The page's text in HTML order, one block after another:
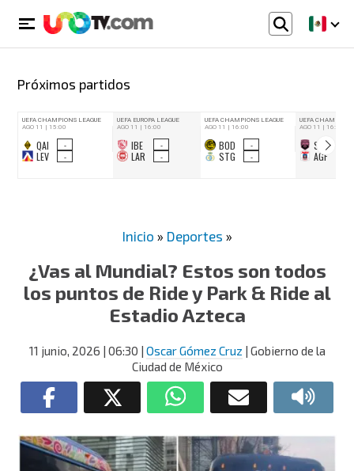
Próximos partidos
Inicio » Deportes »
¿Vas al Mundial? Estos son todos
los puntos de Ride y Park & Ride al
Estadio Azteca
11 junio, 2026 | 06:30 | Oscar Gómez Cruz | Gobierno de la
Ciudad de México